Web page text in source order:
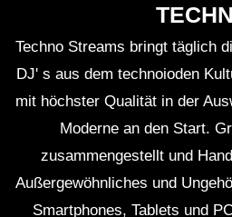
die Veranstaltung
Gibt es eine
Obwohl keine offizielle
ist, teilen viele Besucher
Techno Streams bringt täglich
DJ' s aus dem technoioden
mit höchster Qualität in der
Moderne an den Start.
zusammengestellt und
Außergewöhnliches und
Smartphones, Tablets und